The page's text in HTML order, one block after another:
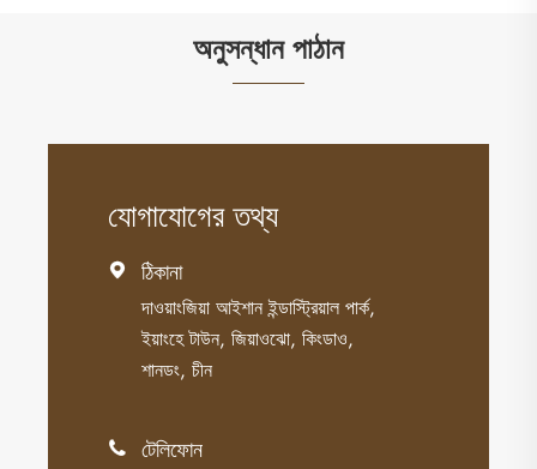
অনুসন্ধান পাঠান
যোগাযোগের তথ্য
 ঠিকানা
দাওয়াংজিয়া আইশান ইন্ডাস্ট্রিয়াল পার্ক,
ইয়াংহে টাউন, জিয়াওঝো, কিংডাও,
শানডং, চীন
 টেলিফোন